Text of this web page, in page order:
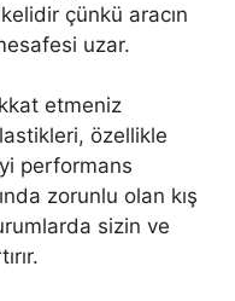
çünkü aracın
uzar.
etmeniz
özellikle
performans
zorunlu olan kış
sizin ve